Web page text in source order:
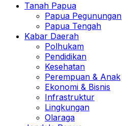
Tanah Papua
Papua Pegunungan
Papua Tengah
Kabar Daerah
Polhukam
Pendidikan
Kesehatan
Perempuan & Anak
Ekonomi & Bisnis
Infrastruktur
Lingkungan
Olaraga